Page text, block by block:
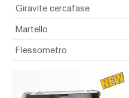
Giravite cercafase
Martello
Flessometro